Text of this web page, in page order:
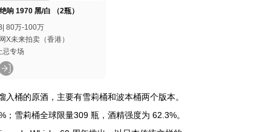
响 1970 黑/白 （2瓶）
80万-100万
X未来拍卖（香港）
忌专场
桶的原酒，主要有雪莉桶和波本桶两个版本。
雪莉桶全球限量309 瓶，酒精强度为 62.3%。